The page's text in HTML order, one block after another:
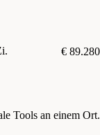
€ 89.280
Tools an einem Ort.